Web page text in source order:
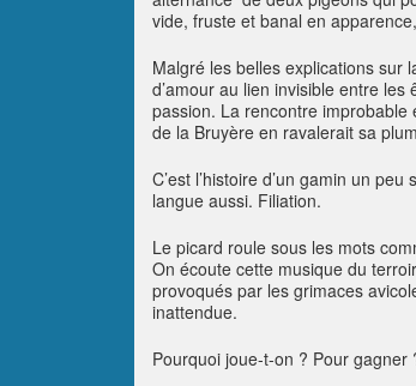
vide, fruste et banal en
Malgré les belles explications sur
d’amour au lien invisible entre
passion. La rencontre improbable
de la Bruyère en ravalerait sa
C’est l’histoire d’un gamin un
langue aussi. Filiation.
Le picard roule sous les mots
On écoute cette musique du
provoqués par les grimaces
inattendue.
Pourquoi joue-t-on ? Pour gagner